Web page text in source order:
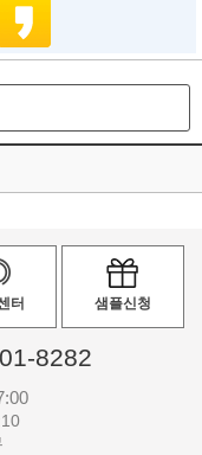
터 샘플신청
8282